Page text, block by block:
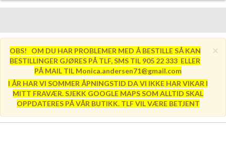
×
OBS! OM DU HAR PROBLEMER MED Å BESTILLE SÅ KAN
BESTILLINGER GJØRES PÅ TLF, SMS TIL 905 22 333 ELLER
PÅ MAIL TIL Monica.andersen71@gmail.com
I ÅR HAR VI SOMMER ÅPNINGSTID DA VI IKKE HAR VIKAR I
MITT FRAVÆR. SJEKK GOOGLE MAPS SOM ALLTID SKAL
OPPDATERES PÅ VÅR BUTIKK. TLF VIL VÆRE BETJENT